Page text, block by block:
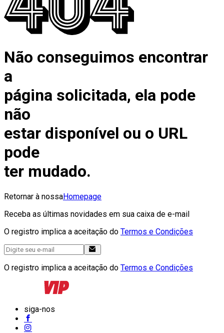
Não conseguimos encontrar
a
página solicitada, ela pode
não
estar disponível ou o URL
pode
ter mudado.
Retornar à nossaHomepage
Receba as últimas novidades em sua caixa de e-mail
O registro implica a aceitação do Termos e Condições
O registro implica a aceitação do Termos e Condições
siga-nos